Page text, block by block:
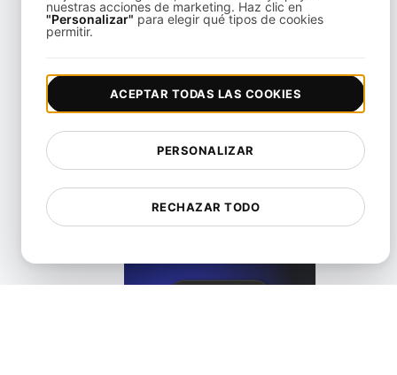
View details
nuestras acciones de marketing. Haz clic en
"Personalizar" para elegir qué tipos de cookies
permitir.
RECHAZAR TODO
PERSONALIZAR
ACEPTAR TODAS LAS COOKIES